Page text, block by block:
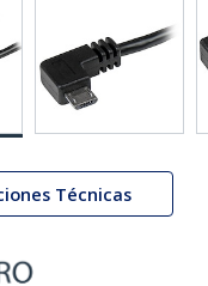
Técnicas